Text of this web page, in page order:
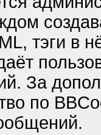
тэги в
За
по